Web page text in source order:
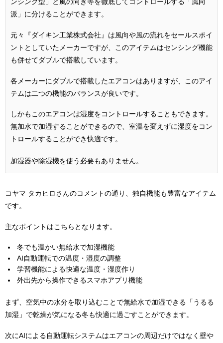
派」に分けることができます。
元々『ダイキン工業株式会社』は風向や風の流れをセールスポイ
ントとしていたメーカーですが、このアイテムはセンシング機能
も併せてダブルで搭載しています。
各メーカーにダブルで搭載したエアコンはありますが、このアイ
テムは二つの機能のバランスが良いです。
しかもこのエアコンは湿度をコントロールすることもできます。
無加水で加湿することができるので、室温を変えずに湿度をコン
トロールすることができ快適です。
加湿器や除湿機を使う必要もありません。
コヤマ タカヒロさんのコメントの通り、独自機能も豊富なアイテム
です。
主なポイントはこちらとなります。
冬でも温かい無給水で加湿機能
AI自動運転での温度・湿度の調整
学習機能による快適な温度・湿度作り
外出先から操作できるスマホアプリ機能
まず、空気中の水分を取り込むことで無給水で加湿できる「うるる
加湿」で乾燥が気になる冬も快適に過ごすことができます。
次にAIによる自動運転システムはエアコンの周辺だけではなく壁や